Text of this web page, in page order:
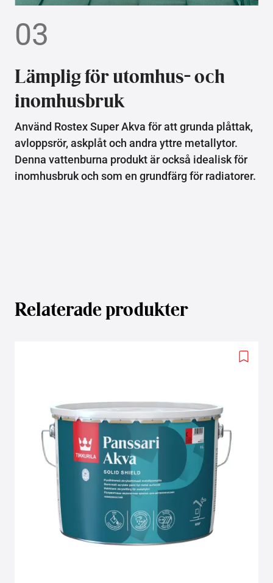
03
Lämplig för utomhus- och
inomhusbruk
Använd Rostex Super Akva för att grunda plåttak,
avloppsrör, askplåt och andra yttre metallytor.
Denna vattenburna produkt är också idealisk för
inomhusbruk och som en grundfärg för radiatorer.
Relaterade produkter
Add